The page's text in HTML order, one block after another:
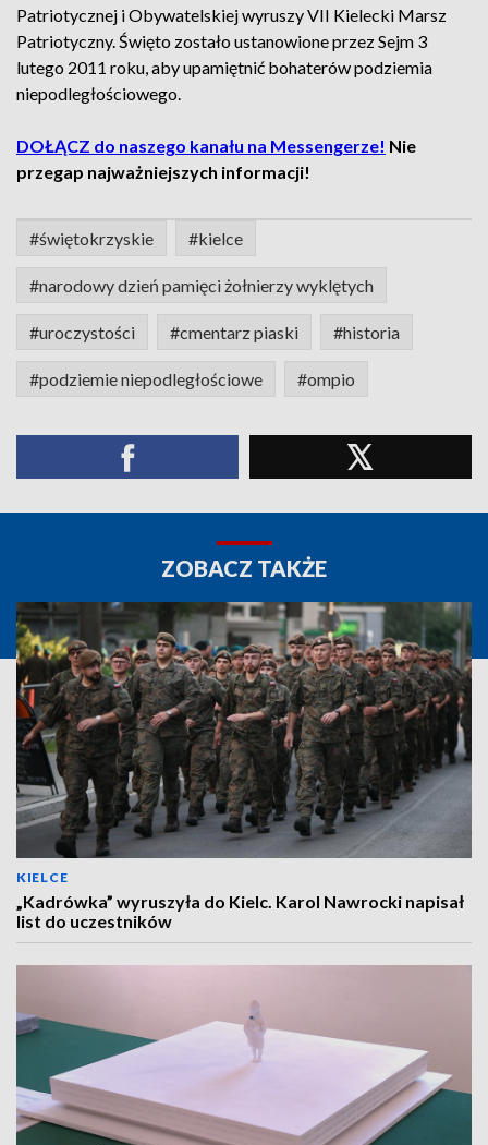
Patriotycznej i Obywatelskiej wyruszy VII Kielecki Marsz
Patriotyczny. Święto zostało ustanowione przez Sejm 3
lutego 2011 roku, aby upamiętnić bohaterów podziemia
niepodległościowego.
DOŁĄCZ do naszego kanału na Messengerze! Nie
przegap najważniejszych informacji!
#świętokrzyskie #kielce
#narodowy dzień pamięci żołnierzy wyklętych
#uroczystości #cmentarz piaski #historia
#podziemie niepodległościowe #ompio
ZOBACZ TAKŻE
KIELCE
„Kadrówka” wyruszyła do Kielc. Karol Nawrocki napisał
list do uczestników